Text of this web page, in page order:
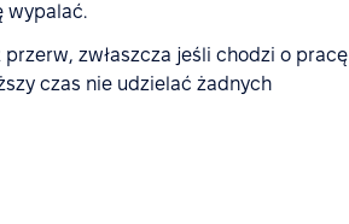
wypalać.
zwłaszcza jeśli chodzi o pracę
czas nie udzielać żadnych